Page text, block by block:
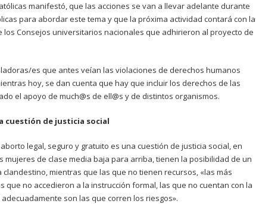
manifestó, que las acciones se van a llevar adelante durante
para abordar este tema y que la próxima actividad contará con la
Consejos universitarios nacionales que adhirieron al proyecto de
es que antes veían las violaciones de derechos humanos
hoy, se dan cuenta que hay que incluir los derechos de las
el apoyo de much@s de ell@s y de distintos organismos.
cuestión de justicia social
legal, seguro y gratuito es una cuestión de justicia social, en
mujeres de clase media baja para arriba, tienen la posibilidad de un
mientras que las que no tienen recursos, «las más
que no accedieron a la instrucción formal, las que no cuentan con la
son las que corren los riesgos».